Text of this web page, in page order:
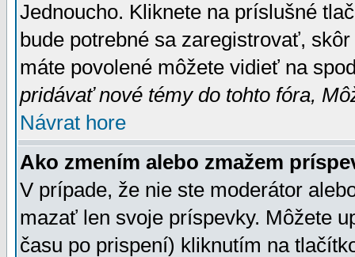
Jednoucho. Kliknete na príslušné
bude potrebné sa zaregistrovať,
máte povolené môžete vidieť na
pridávať nové témy do tohto fóra,
Návrat hore
Ako zmením alebo zmažem
V prípade, že nie ste moderátor
mazať len svoje príspevky. Môžete
času po prispení) kliknutím na